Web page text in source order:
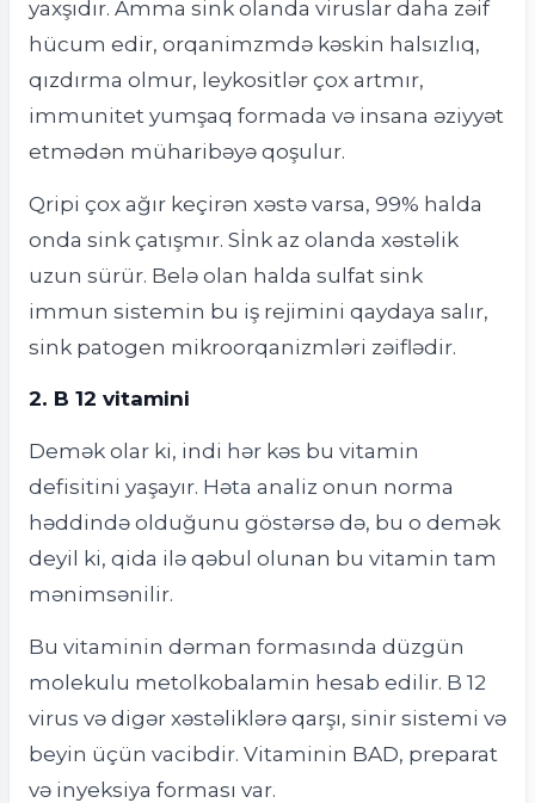
yaxşıdır. Amma sink olanda viruslar daha zəif
hücum edir, orqanimzmdə kəskin halsızlıq,
qızdırma olmur, leykositlər çox artmır,
immunitet yumşaq formada və insana əziyyət
etmədən müharibəyə qoşulur.
Qripi çox ağır keçirən xəstə varsa, 99% halda
onda sink çatışmır. Sİnk az olanda xəstəlik
uzun sürür. Belə olan halda sulfat sink
immun sistemin bu iş rejimini qaydaya salır,
sink patogen mikroorqanizmləri zəiflədir.
2. B 12 vitamini
Demək olar ki, indi hər kəs bu vitamin
defisitini yaşayır. Həta analiz onun norma
həddində olduğunu göstərsə də, bu o demək
deyil ki, qida ilə qəbul olunan bu vitamin tam
mənimsənilir.
Bu vitaminin dərman formasında düzgün
molekulu metolkobalamin hesab edilir. B 12
virus və digər xəstəliklərə qarşı, sinir sistemi və
beyin üçün vacibdir. Vitaminin BAD, preparat
və inyeksiya forması var.